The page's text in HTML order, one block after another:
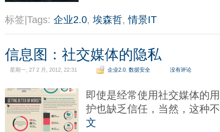
标签|Tags: 企业2.0, 埃森哲,情景IT
信息图：社交媒体的隐私
星期一, 27 2 月, 2012, 22:31 企业2.0 数据安全 没有评论
即使是经常使用社交媒体的
护也缺乏信任，当然，这种
文